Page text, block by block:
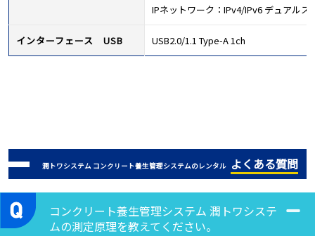
IPネットワーク：IPv4/IPv6 デュアルス
インターフェース USB USB2.0/1.1 Type-A 1ch
潤トワシステム コンクリート養生管理システムのレンタル よくある質問
コンクリート養生管理システム 潤トワシステ
ムの測定原理を教えてください。